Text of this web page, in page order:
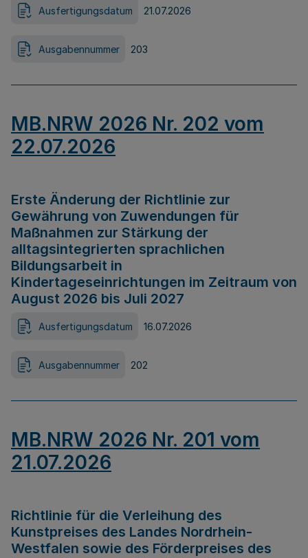
Ausfertigungsdatum 21.07.2026
Ausgabennummer 203
MB.NRW 2026 Nr. 202 vom
22.07.2026
Erste Änderung der Richtlinie zur
Gewährung von Zuwendungen für
Maßnahmen zur Stärkung der
alltagsintegrierten sprachlichen
Bildungsarbeit in
Kindertageseinrichtungen im Zeitraum von
August 2026 bis Juli 2027
Ausfertigungsdatum 16.07.2026
Ausgabennummer 202
MB.NRW 2026 Nr. 201 vom
21.07.2026
Richtlinie für die Verleihung des
Kunstpreises des Landes Nordrhein-
Westfalen sowie des Förderpreises des